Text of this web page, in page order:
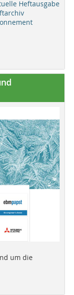
Heftausgabe
um die